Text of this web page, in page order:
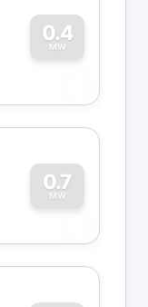
0.4
MW
0
0.7
MW
0